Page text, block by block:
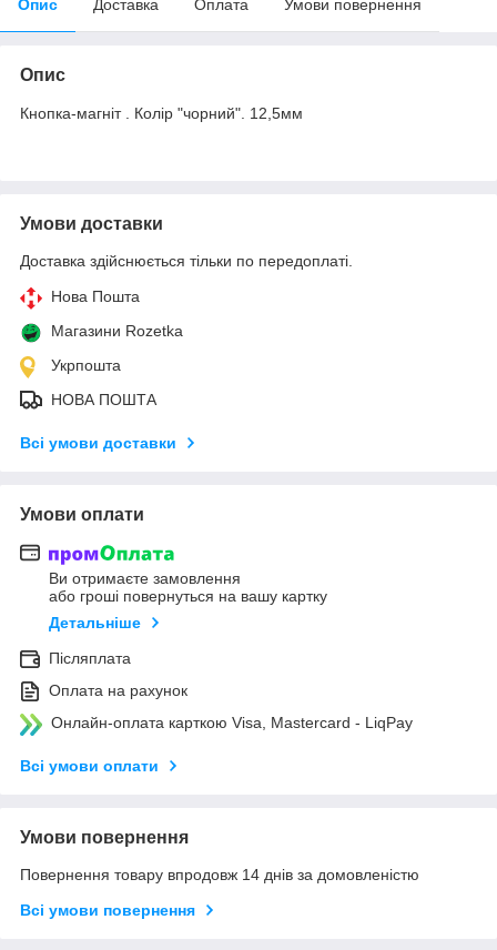
Опис Доставка Оплата Умови повернення
Опис
Кнопка-магніт . Колір "чорний". 12,5мм
Умови доставки
Доставка здійснюється тільки по передоплаті.
Нова Пошта
Магазини Rozetka
Укрпошта
НОВА ПОШТА
Всі умови доставки
Умови оплати
Ви отримаєте замовлення
або гроші повернуться на вашу картку
Детальніше
Післяплата
Оплата на рахунок
Онлайн-оплата карткою Visa, Mastercard - LiqPay
Всі умови оплати
Умови повернення
Повернення товару впродовж 14 днів за домовленістю
Всі умови повернення